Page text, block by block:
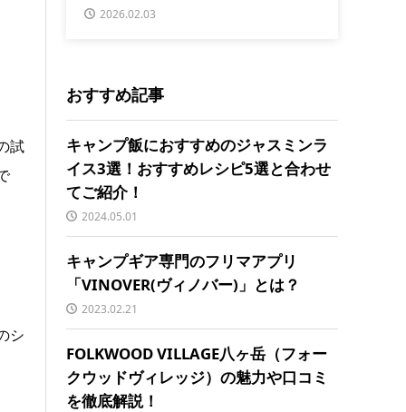
試
シ
2026.02.03
おすすめ記事
キャンプ飯におすすめのジャスミンラ
イス3選！おすすめレシピ5選と合わせ
てご紹介！
2024.05.01
キャンプギア専門のフリマアプリ
「VINOVER(ヴィノバー)」とは？
2023.02.21
FOLKWOOD VILLAGE八ヶ岳（フォー
クウッドヴィレッジ）の魅力や口コミ
を徹底解説！